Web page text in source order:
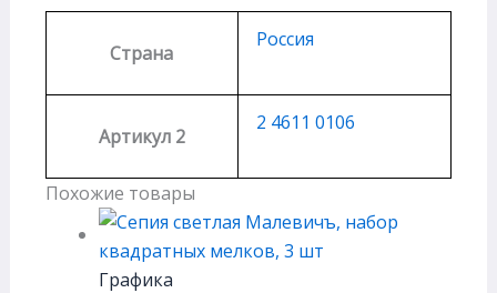
Страна
Россия
Артикул 2
2 4611 0106
Похожие товары
Графика